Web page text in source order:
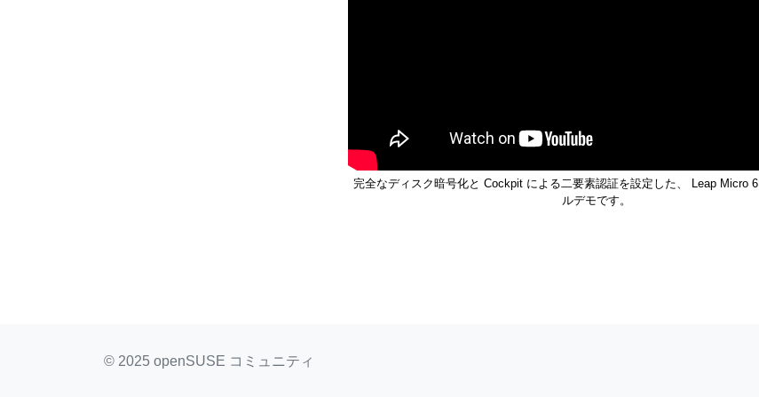
完全なディスク暗号化と Cockpit による二要素認証を設定した、 Leap Micro
ルデモです。
© 2025 openSUSE コミュニティ